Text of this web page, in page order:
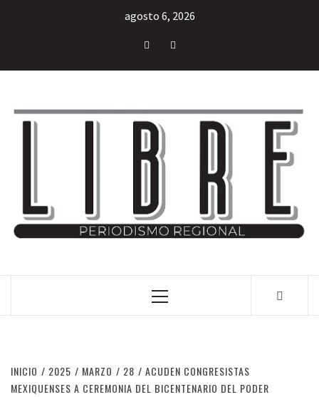
agosto 6, 2026
INICIO 2025 MARZO 28
ACUDEN CONGRESISTAS
MEXIQUENSES A CEREMONIA DEL BICENTENARIO DEL PODER